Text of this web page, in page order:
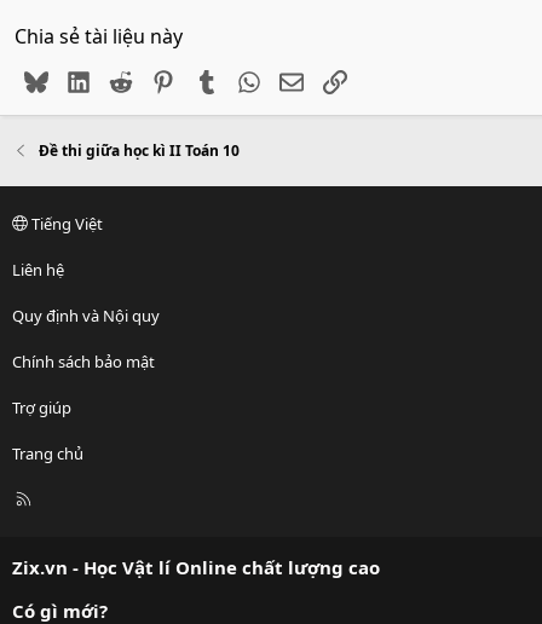
Chia sẻ tài liệu này
BlueskyLinkedIn
Reddit PinterestTumblr WhatsApp
EmailLink
Đề thi giữa học kì II Toán 10
Tiếng Việt
Liên hệ
Quy định và Nội quy
Chính sách bảo mật
Trợ giúp
Trang chủ
R
Zix.vn - Học Vật lí Online chất lượng cao
Có gì mới?